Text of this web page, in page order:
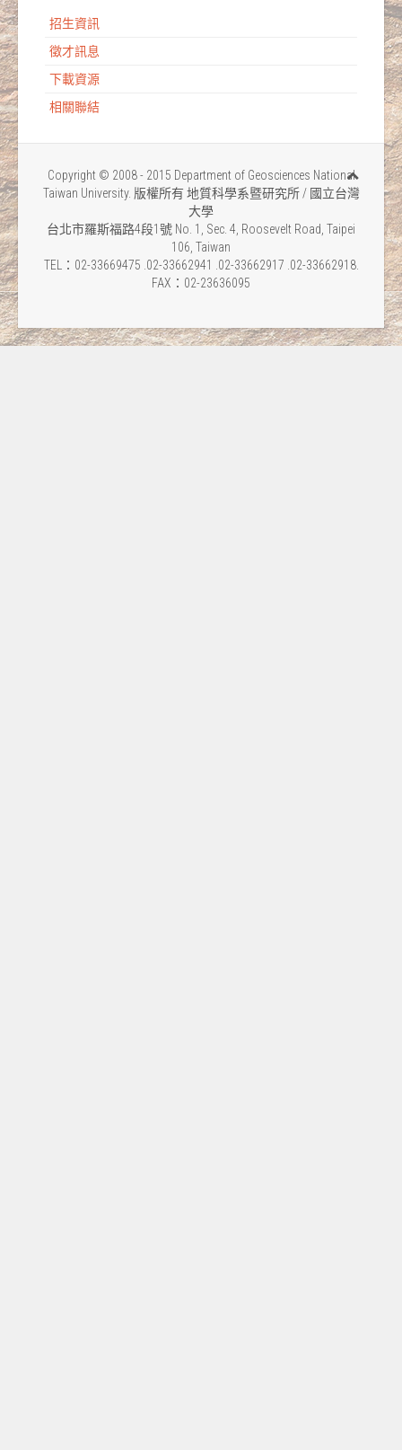
招生資訊
徵才訊息
下載資源
相關聯結
Copyright © 2008 - 2015 Department of Geosciences National
Taiwan University. 版權所有 地質科學系暨研究所 / 國立台灣
大學
台北市羅斯福路4段1號 No. 1, Sec. 4, Roosevelt Road, Taipei
106, Taiwan
TEL：02-33669475 .02-33662941 .02-33662917 .02-33662918.
FAX：02-23636095